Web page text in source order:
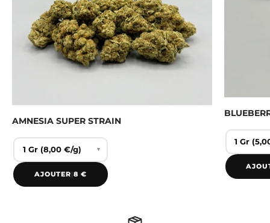
AMNESIA SUPER STRAIN
▾
AJOUTER|8 €